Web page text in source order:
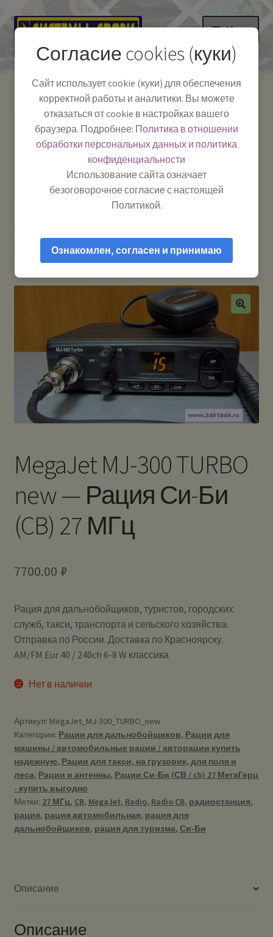
Перейти
навигации
Перейти
содержимому
Меню
Как пользоваться
Полезная информация
Мой аккаунт
Системы Связи:
г. Красноярск, ул.
Работаем:Пн-Пт:
10:00–18:00
-
Телефон:+7-
391-249-1040
Тел.|WA|Telegram:
+79029904090
автомобильные рации / авторации купить надежную
MegaJet MJ-300 TURBO new — Рация Си-Би (CB) 27 МГц
MegaJet MJ-300 TURBO
new — Рация Си-Би
(CB) 27 МГц
7700.00 ₽
Рация для дальнобойщиков, туристов, городских
служб, такси, транспорта и сельского хозяйства.
Отправка по России. Доставка по Красноярску.
AM/FM Eur 40 / 240ch 6-8 W классика
Нет в наличии
Артикул: MegaJet_MJ-300_TURBO_new
Категории: Рации для дальнобойщиков, Рации для
машины / автомобильные рации / авторации купить
надежную, Рации для такси, на грузовик, для поля и
леса, Рации и антенны, Рации Си-Би (СВ / cb) 27 МегаГерц
- купить выгодно
Метки: 27 МГц, CB, MegaJet, Radio, Radio CB, радиостанция,
рация, рация автомобильная, рация для
дальнобойщиков, рация для туризма, Си-Би
Описание
Описание
Согласие cookies (куки)
Сайт использует cookie (куки) для обеспечения
корректной работы и аналитики. Вы можете
отказаться от cookie в настройках вашего
браузера. Подробнее: Политика в отношении
обработки персональных данных и политика
конфиденциальности
Использование сайта означает
безоговорочное согласие с настоящей
Политикой.
Ознакомлен, согласен и принимаю